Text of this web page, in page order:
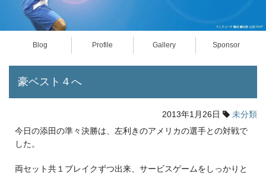
Blog Profile Gallery Sponsor
豪ベスト４へ
2013年1月26日
未分類
今日の添田の準々決勝は、左利きのアメリカの選手との対戦で
した。
両セット共１ブレイクずつ出来、サービスゲームをしっかりと